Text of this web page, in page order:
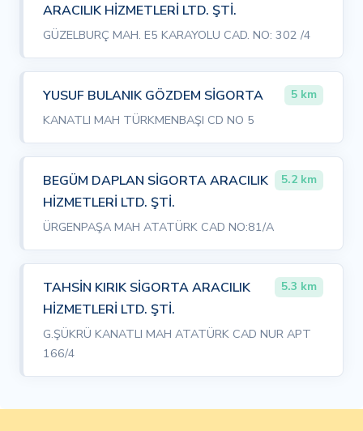
ARACILIK HİZMETLERİ LTD. ŞTİ.
GÜZELBURÇ MAH. E5 KARAYOLU CAD. NO: 302 /4
YUSUF BULANIK GÖZDEM SİGORTA 5 km
KANATLI MAH TÜRKMENBAŞI CD NO 5
BEGÜM DAPLAN SİGORTA ARACILIK
HİZMETLERİ LTD. ŞTİ.
5.2 km
ÜRGENPAŞA MAH ATATÜRK CAD NO:81/A
TAHSİN KIRIK SİGORTA ARACILIK
HİZMETLERİ LTD. ŞTİ.
5.3 km
G.ŞÜKRÜ KANATLI MAH ATATÜRK CAD NUR APT
166/4